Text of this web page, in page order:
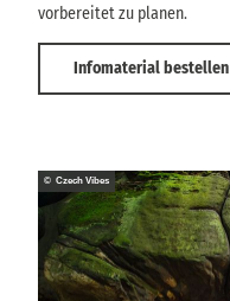
vorbereitet zu planen.
Infomaterial bestellen
© Czech Vibes